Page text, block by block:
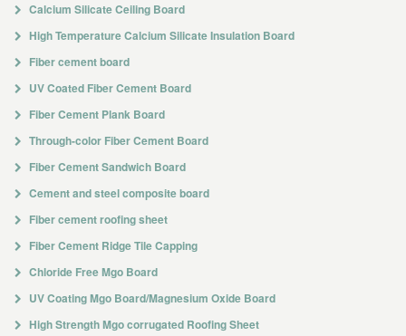
Calcium Silicate Ceiling Board
High Temperature Calcium Silicate Insulation Board
Fiber cement board
UV Coated Fiber Cement Board
Fiber Cement Plank Board
Through-color Fiber Cement Board
Fiber Cement Sandwich Board
Cement and steel composite board
Fiber cement roofing sheet
Fiber Cement Ridge Tile Capping
Chloride Free Mgo Board
UV Coating Mgo Board/Magnesium Oxide Board
High Strength Mgo corrugated Roofing Sheet